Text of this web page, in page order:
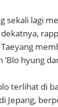
sekali lagi
Taeyang
‘Blo hyung
terlihat di
Jepang,